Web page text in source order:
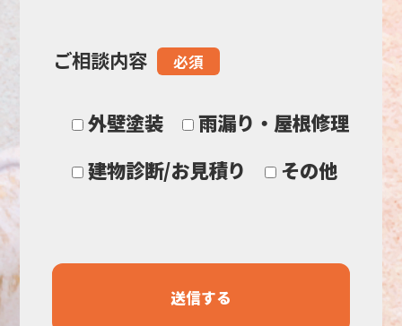
ま
ご相談内容 必須
外壁塗装
雨漏り・屋根修理
建物診断/お見積り
その他